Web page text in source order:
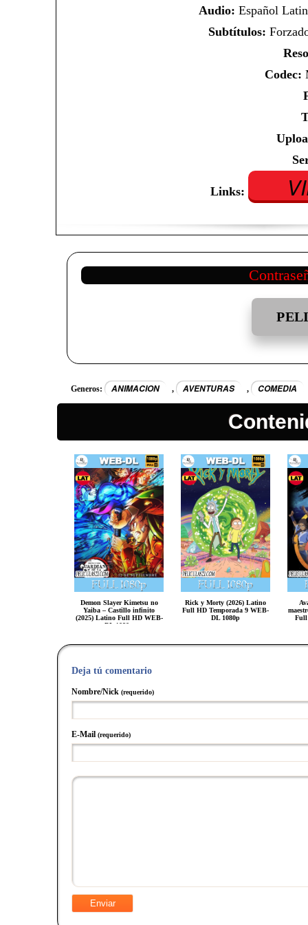
Audio: Español
Subtítulos:
Codec:
Links:
Generos: ANIMACION , AVENTURAS , COMEDIA
Demon Slayer Kimetsu no
Yaiba – Castillo infinito
(2025) Latino Full HD WEB-
DL 1080p
Rick y Morty (2026) Latino
Full HD Temporada 9 WEB-
DL 1080p
Full
Deja tú comentario
Nombre/Nick (requerido)
E-Mail (requerido)